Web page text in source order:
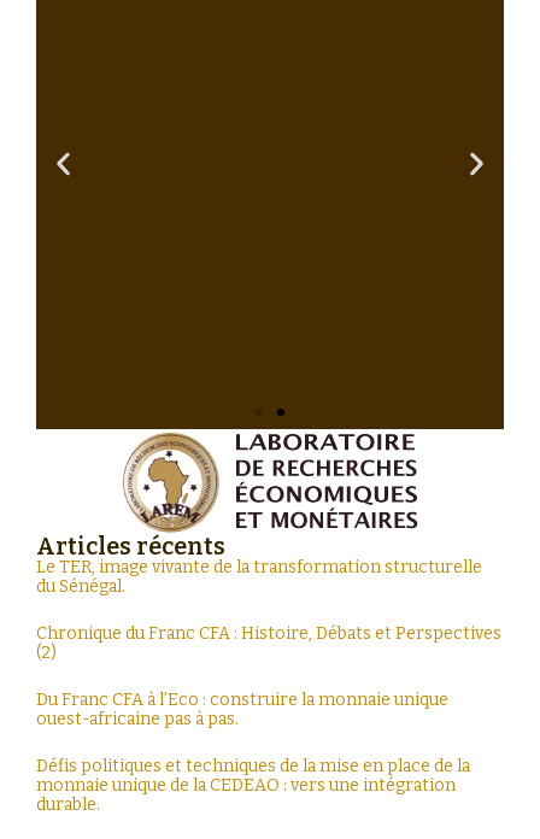
Une nation qui ne peut pas
fabriquer, extraire, transporter ou
raffiner ce dont elle a besoin cède
progressivement sa force et sa
souveraineté à d'autres.
Trésor américain)
Articles récents
Le TER, image vivante de la transformation structurelle
du Sénégal.
Chronique du Franc CFA : Histoire, Débats et Perspectives
(2)
Du Franc CFA à l’Eco : construire la monnaie unique
ouest-africaine pas à pas.
Défis politiques et techniques de la mise en place de la
monnaie unique de la CEDEAO : vers une intégration
durable.